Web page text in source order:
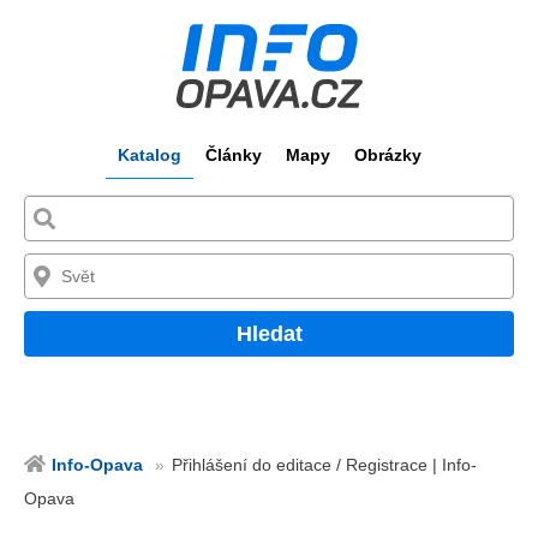
Katalog Články Mapy Obrázky
Hledat
Info-Opava
Přihlášení do editace / Registrace | Info-
Opava